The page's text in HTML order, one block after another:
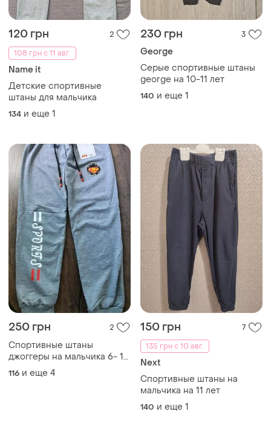
120 грн
2
108 грн с 11 авг.
Name it
Детские спортивные
штаны для мальчика
134 и еще 1
230 грн 3
George
Серые спортивные штаны
george на 10-11 лет
140 и еще 1
250 грн 2
Спортивные штаны
джоггеры на мальчика 6- 10
лет
116 и еще 4
150 грн
7
135 грн с 10 авг.
Next
Спортивные штаны на
мальчика на 11 лет
140 и еще 1